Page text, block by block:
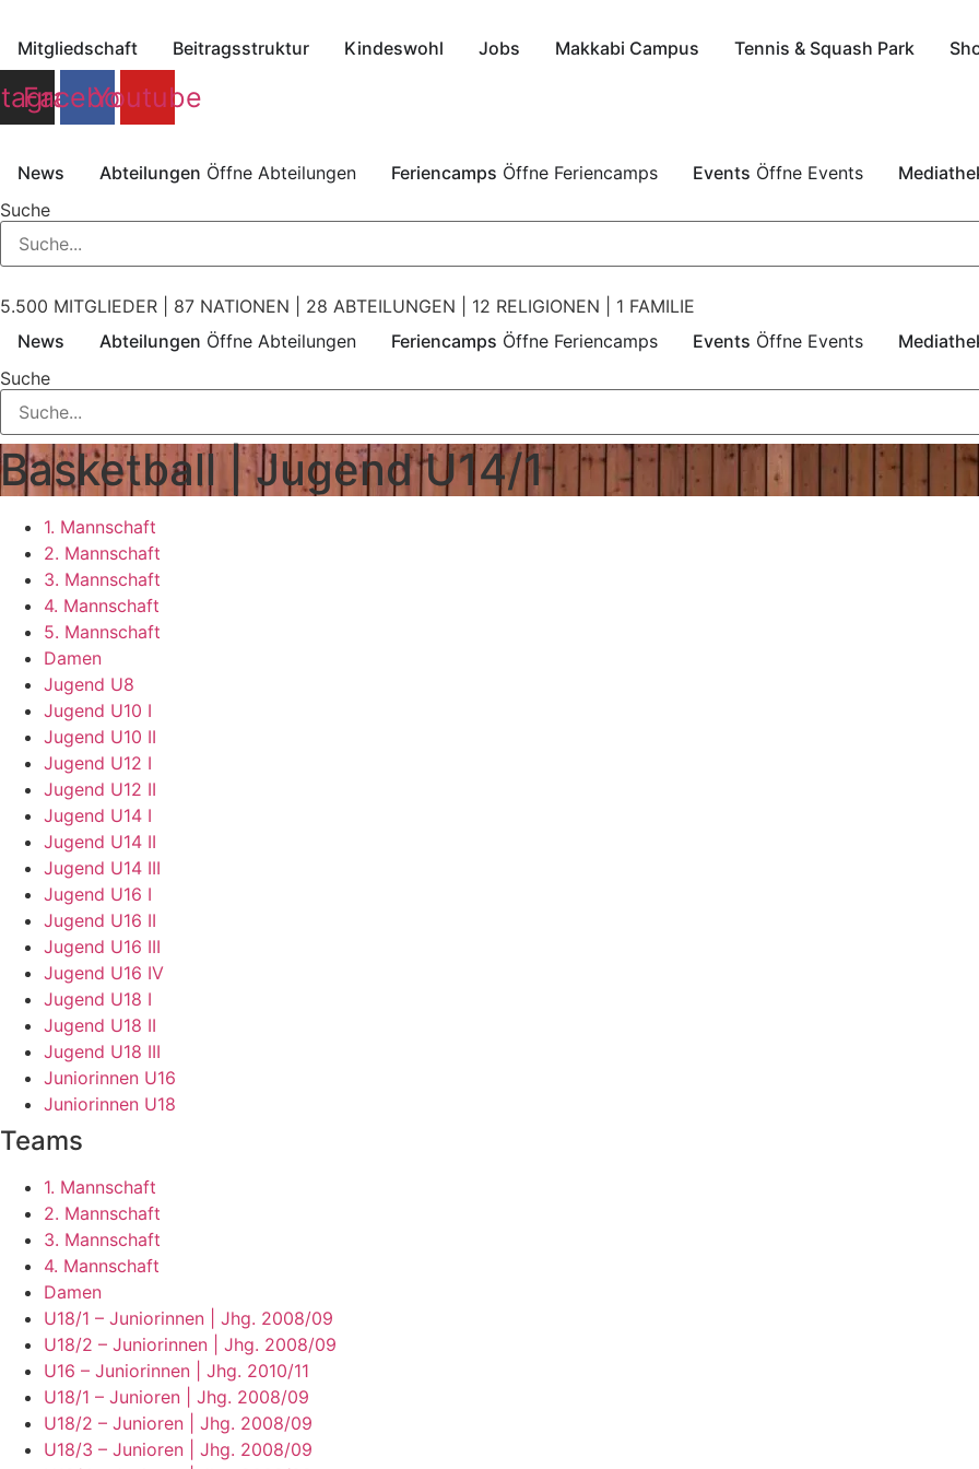
Inhalt
springen
Mitgliedschaft Beitragsstruktur Kindeswohl Jobs Makkabi Campus Tennis & Squash Park
Facebook
Youtube
News Abteilungen Öffne Abteilungen Feriencamps Öffne Feriencamps Events Öffne Events
Suche
5.500 MITGLIEDER | 87 NATIONEN | 28 ABTEILUNGEN | 12 RELIGIONEN | 1 FAMILIE
News
Abteilungen Öffne Abteilungen Feriencamps Öffne Feriencamps Events Öffne Events
Suche
Basketball | Jugend U14/1
1. Mannschaft
2. Mannschaft
3. Mannschaft
4. Mannschaft
5. Mannschaft
Damen
Jugend U8
Jugend U10 I
Jugend U10 II
Jugend U12 I
Jugend U12 II
Jugend U14 I
Jugend U14 II
Jugend U14 III
Jugend U16 I
Jugend U16 II
Jugend U16 III
Jugend U16 IV
Jugend U18 I
Jugend U18 II
Jugend U18 III
Juniorinnen U16
Juniorinnen U18
Teams
1. Mannschaft
2. Mannschaft
3. Mannschaft
4. Mannschaft
Damen
U18/1 – Juniorinnen | Jhg. 2008/09
U18/2 – Juniorinnen | Jhg. 2008/09
U16 – Juniorinnen | Jhg. 2010/11
U18/1 – Junioren | Jhg. 2008/09
U18/2 – Junioren | Jhg. 2008/09
U18/3 – Junioren | Jhg. 2008/09